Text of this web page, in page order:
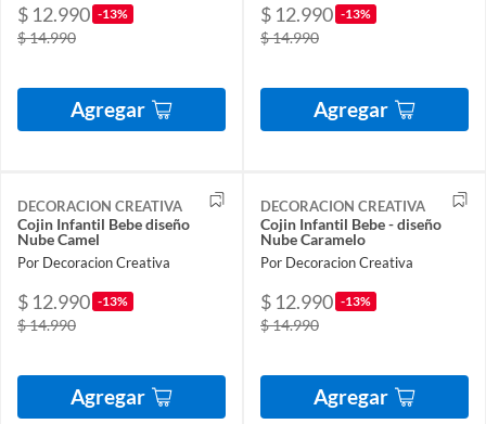
$ 12.990 -13%
$ 14.990
Agregar
$ 12.990 -13%
$ 14.990
Agregar
DECORACION CREATIVA
Cojin Infantil Bebe diseño
Nube Camel
Por Decoracion Creativa
$ 12.990 -13%
$ 14.990
Agregar
DECORACION CREATIVA
Cojin Infantil Bebe - diseño
Nube Caramelo
Por Decoracion Creativa
$ 12.990 -13%
$ 14.990
Agregar